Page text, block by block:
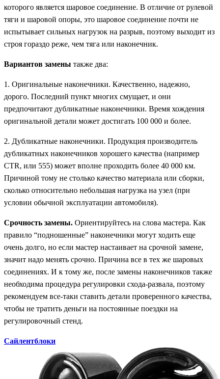
которого является шаровое соединение. В отличие от рулевой
тяги и шаровой опоры, это шаровое соединение почти не
испытывает сильных нагрузок на разрыв, поэтому выходит из
строя гораздо реже, чем тяга или наконечник.
Вариантов замены также два:
1. Оригинальные наконечники. Качественно, надежно,
дорого. Последний пункт многих смущает, и они
предпочитают дубликатные наконечники. Время хождения
оригинальной детали может достигать 100 000 и более.
2. Дубликатные наконечники. Продукция производитель
дубликатных наконечников хорошего качества (например
CTR, или 555) может вполне проходить более 40 000 км.
Причиной тому не столько качество материала или сборки,
сколько относительно небольшая нагрузка на узел (при
условии обычной эксплуатации автомобиля).
Срочность замены. Ориентируйтесь на слова мастера. Как
правило “подношенные” наконечники могут ходить еще
очень долго, но если мастер настаивает на срочной замене,
значит надо менять срочно. Причина все в тех же шаровых
соединениях. И к тому же, после замены наконечников также
необходима процедура регулировки схода-развала, поэтому
рекомендуем все-таки ставить детали проверенного качества,
чтобы не тратить деньги на постоянные поездки на
регулировочный стенд.
Сайлентблоки